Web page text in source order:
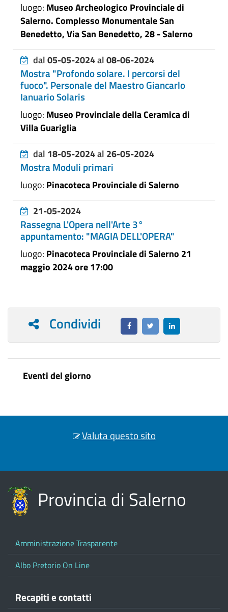
luogo: Museo Archeologico Provinciale di
Salerno. Complesso Monumentale San
Benedetto, Via San Benedetto, 28 - Salerno
dal05-05-2024al08-06-2024
Mostra "Profondo solare. I percorsi del
fuoco". Personale del Maestro Giancarlo
Ianuario Solaris
luogo: Museo Provinciale della Ceramica di
Villa Guariglia
dal 18-05-2024al 26-05-2024
Mostra Moduli primari
luogo: Pinacoteca Provinciale di Salerno
21-05-2024
Rassegna L'Opera nell'Arte 3°
appuntamento: "MAGIA DELL'OPERA"
luogo: Pinacoteca Provinciale di Salerno 21
maggio 2024 ore 17:00
Condividi
Eventi del giorno
Valuta questo sito
Provincia di Salerno
Amministrazione Trasparente
Albo Pretorio On Line
Recapiti e contatti